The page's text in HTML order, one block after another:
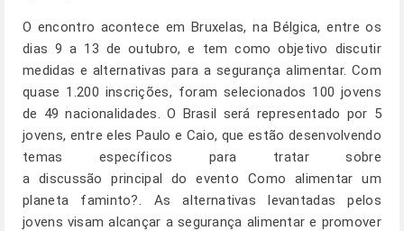
O encontro acontece em Bruxelas, na Bélgica, entre os
dias 9 a 13 de outubro, e tem como objetivo discutir
medidas e alternativas para a segurança alimentar. Com
quase 1.200 inscrições, foram selecionados 100 jovens
de 49 nacionalidades. O Brasil será representado por 5
jovens, entre eles Paulo e Caio, que estão desenvolvendo
temas específicos para tratar sobre
a discussão principal do evento Como alimentar um
planeta faminto?. As alternativas levantadas pelos
jovens visam alcançar a segurança alimentar e promover